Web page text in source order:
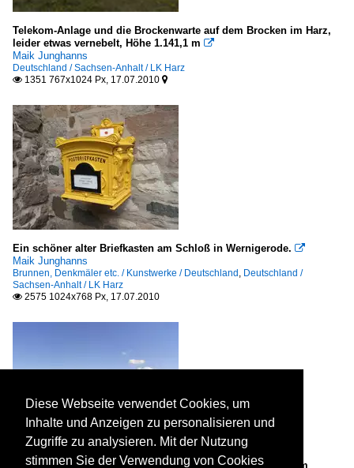
Telekom-Anlage und die Brockenwarte auf dem Brocken im Harz,
leider etwas vernebelt, Höhe 1.141,1 m 
Maik Junghanns
Deutschland / Sachsen-Anhalt / LK Harz
 1351 767x1024 Px, 17.07.2010 
Ein schöner alter Briefkasten am Schloß in Wernigerode. 
Maik Junghanns
Brunnen, Denkmäler etc. / Kunstwerke / Deutschland, Deutschland /
Sachsen-Anhalt / LK Harz
 2575 1024x768 Px, 17.07.2010
Blick auf die schöne Silhouette der Hansestadt Rostock vom
Diese Webseite verwendet Cookies, um
Inhalte und Anzeigen zu personalisieren und
Zugriffe zu analysieren. Mit der Nutzung
stimmen Sie der Verwendung von Cookies